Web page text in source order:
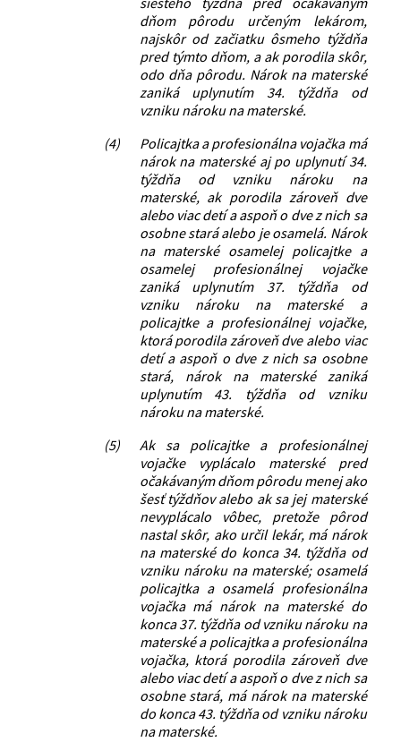
dňom pôrodu určeným lekárom,
najskôr od začiatku ôsmeho týždňa
pred týmto dňom, a ak porodila skôr,
odo dňa pôrodu. Nárok na materské
zaniká uplynutím 34. týždňa od
vzniku nároku na materské.
(4)
Policajtka a profesionálna vojačka má
nárok na materské aj po uplynutí 34.
týždňa od vzniku nároku na
materské, ak porodila zároveň dve
alebo viac detí a aspoň o dve z nich sa
osobne stará alebo je osamelá. Nárok
na materské osamelej policajtke a
osamelej profesionálnej vojačke
zaniká uplynutím 37. týždňa od
vzniku nároku na materské a
policajtke a profesionálnej vojačke,
ktorá porodila zároveň dve alebo viac
detí a aspoň o dve z nich sa osobne
stará, nárok na materské zaniká
uplynutím 43. týždňa od vzniku
nároku na materské.
(5)
Ak sa policajtke a profesionálnej
vojačke vyplácalo materské pred
očakávaným dňom pôrodu menej ako
šesť týždňov alebo ak sa jej materské
nevyplácalo vôbec, pretože pôrod
nastal skôr, ako určil lekár, má nárok
na materské do konca 34. týždňa od
vzniku nároku na materské; osamelá
policajtka a osamelá profesionálna
vojačka má nárok na materské do
konca 37. týždňa od vzniku nároku na
materské a policajtka a profesionálna
vojačka, ktorá porodila zároveň dve
alebo viac detí a aspoň o dve z nich sa
osobne stará, má nárok na materské
do konca 43. týždňa od vzniku nároku
na materské.